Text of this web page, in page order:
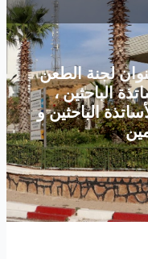
لجنة الطعن
الباحثين ،
الباحثين و